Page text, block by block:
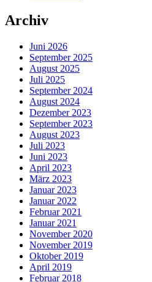
Archiv
Juni 2026
September 2025
August 2025
Juli 2025
September 2024
August 2024
Dezember 2023
September 2023
August 2023
Juli 2023
Juni 2023
April 2023
März 2023
Januar 2023
Januar 2022
Februar 2021
Januar 2021
November 2020
November 2019
Oktober 2019
April 2019
Februar 2018